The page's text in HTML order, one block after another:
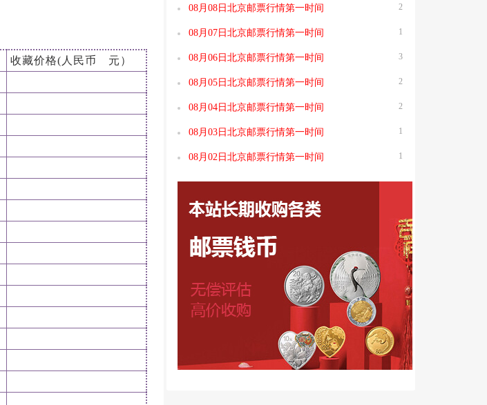
收藏价格(人民币 元）
08月08日北京邮票行情第一时间 2
08月07日北京邮票行情第一时间 1
08月06日北京邮票行情第一时间 3
08月05日北京邮票行情第一时间 2
08月04日北京邮票行情第一时间 2
08月03日北京邮票行情第一时间 1
08月02日北京邮票行情第一时间 1